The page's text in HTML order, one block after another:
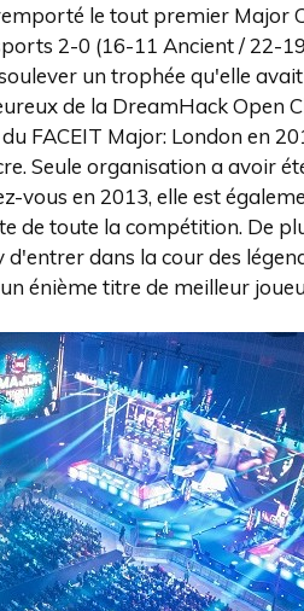
le tout premier Major
2-0 (16-11 Ancient / 22-
un trophée qu'elle
de la DreamHack Open
FACEIT Major: London en
Seule organisation a avoir
vous en 2013, elle est
de toute la compétition. De
dans la cour des
énième titre de meilleur